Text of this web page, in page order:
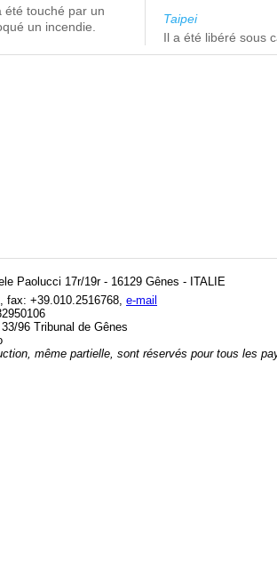
été touché par un
un incendie.
Taipei
Il a été libéré sous
Paolucci 17r/19r - 16129 Gênes - ITALIE
fax: +39.010.2516768, e-mail
96 Tribunal de Gênes
même partielle, sont réservés pour tous les